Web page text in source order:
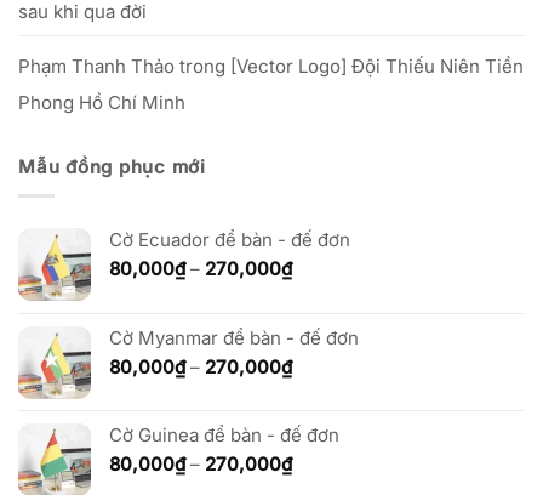
sau khi qua đời
Phạm Thanh Thảo trong [Vector Logo] Đội Thiếu Niên Tiền
Phong Hồ Chí Minh
Mẫu đồng phục mới
Cờ Ecuador để bàn - đế đơn
80,000₫ – 270,000₫Khoảng
80,000₫
đến
270,000₫
Cờ Myanmar để bàn - đế đơn
80,000₫ – 270,000₫Khoảng
80,000₫
đến
270,000₫
Cờ Guinea để bàn - đế đơn
80,000₫ – 270,000₫Khoảng